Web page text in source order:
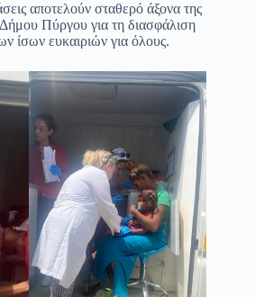
αποτελούν σταθερό άξονα της
Δήμου Πύργου για τη διασφάλιση
ίσων ευκαιριών για όλους.